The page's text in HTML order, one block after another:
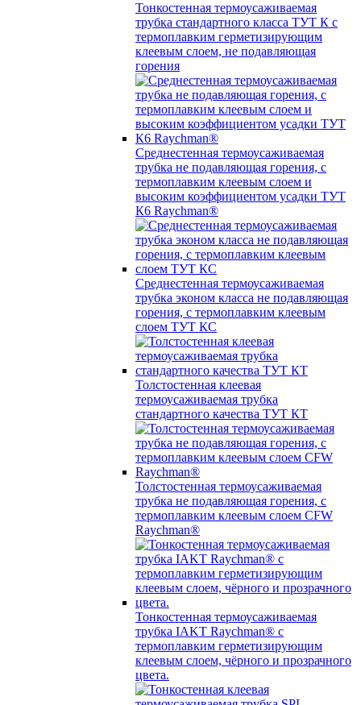
Тонкостенная термоусаживаемая
трубка стандартного класса ТУТ К с
термоплавким герметизирующим
клеевым слоем, не подавляющая
горения
Среднестенная термоусаживаемая
трубка не подавляющая горения, с
термоплавким клеевым слоем и
высоким коэффициентом усадки ТУТ
К6 Raychman®
Среднестенная термоусаживаемая
трубка эконом класса не подавляющая
горения, с термоплавким клеевым
слоем ТУТ КС
Толстостенная клеевая
термоусаживаемая трубка
стандартного качества ТУТ КТ
Толстостенная термоусаживаемая
трубка не подавляющая горения, с
термоплавким клеевым слоем CFW
Raychman®
Тонкостенная термоусаживаемая
трубка IAKT Raychman® с
термоплавким герметизирующим
клеевым слоем, чёрного и прозрачного
цвета.